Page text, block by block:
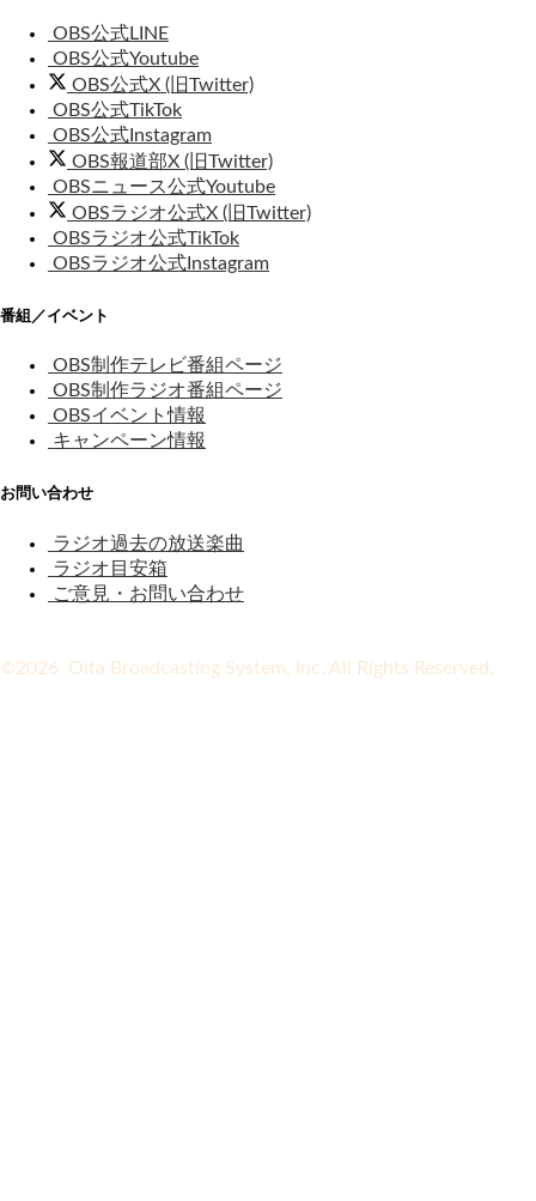
OBS公式LINE
OBS公式Youtube
OBS公式X (旧Twitter)
OBS公式TikTok
OBS公式Instagram
OBS報道部X (旧Twitter)
OBSニュース公式Youtube
OBSラジオ公式X (旧Twitter)
OBSラジオ公式TikTok
OBSラジオ公式Instagram
番組／イベント
OBS制作テレビ番組ページ
OBS制作ラジオ番組ページ
OBSイベント情報
キャンペーン情報
お問い合わせ
ラジオ過去の放送楽曲
ラジオ目安箱
ご意見・お問い合わせ
©2026 Oita Broadcasting System, Inc. All Rights Reserved.